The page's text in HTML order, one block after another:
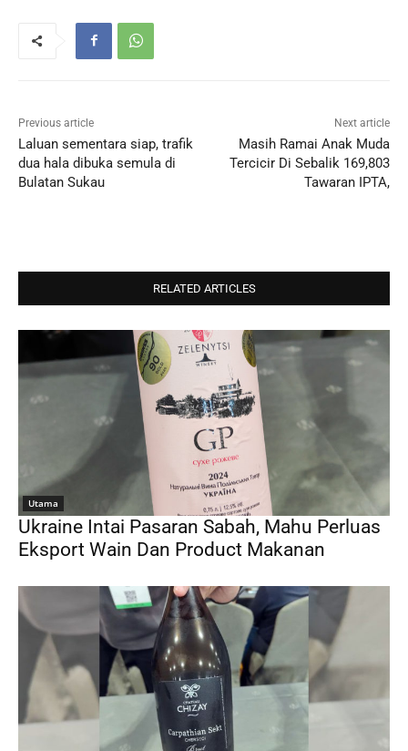
Previous article
Laluan sementara siap, trafik
dua hala dibuka semula di
Bulatan Sukau
Next article
Masih Ramai Anak Muda
Tercicir Di Sebalik 169,803
Tawaran IPTA,
RELATED ARTICLES
Utama
Ukraine Intai Pasaran Sabah, Mahu Perluas
Eksport Wain Dan Product Makanan